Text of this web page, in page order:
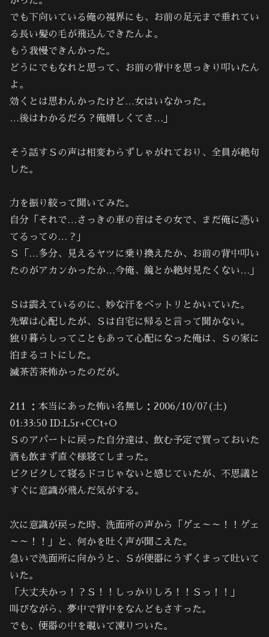
でも下向いている俺の視界にも、お前の足元まで垂れてい
る長い髪の毛が飛込んできたんよ。
もう我慢できんかった。
どうにでもなれと思って、お前の背中を思っきり叩いたん
よ。
効くとは思わんかったけど…女はいなかった。
…後はわかるだろ？俺嬉しくてさ…」
そう話すＳの声は相変わらずしゃがれており、全員が絶句
した。
力を振り絞って聞いてみた。
自分「それで…さっきの車の音はその女で、まだ俺に憑い
てるっての…？｣
Ｓ「…多分、見えるヤツに乗り換えたか、お前の背中叩い
たのがアカンかったか…今俺、鏡とか絶対見たくない…」
Ｓは震えているのに、妙な汗をベットリとかいていた。
先輩は心配したが、Ｓは自宅に帰ると言って聞かない。
独り暮らしってこともあって心配になった俺は、Ｓの家に
泊まるコトにした。
滅茶苦茶怖かったのだが。
211 ：本当にあった怖い名無し：2006/10/07(土)
01:33:50 ID:L5r+CCt+O
Ｓのアパートに戻った自分達は、飲む予定で買っておいた
酒も飲まず直ぐ様寝てしまった。
ビクビクして寝るドコじゃないと感じていたが、不思議と
すぐに意識が飛んだ気がする。
次に意識が戻った時、洗面所の声から「ゲェ～～！！ゲェ
～～！！」と、何かを吐く声が聞こえた。
急いで洗面所に向かうと、Ｓが便器にうずくまって吐いて
いた。
「大丈夫かっ！？Ｓ！！しっかりしろ！！Ｓっ！！」
叫びながら、夢中で背中をなんどもさすった。
でも、便器の中を覗いて凍りついた。